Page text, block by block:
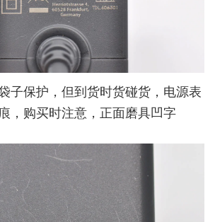
子保护，但到货时货碰货，电源表
，购买时注意，正面磨具凹字